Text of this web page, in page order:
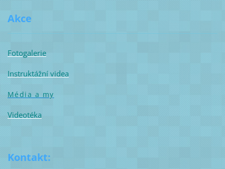
Akce
Fotogalerie
Instruktážní videa
Média a my
Videotéka
Kontakt: